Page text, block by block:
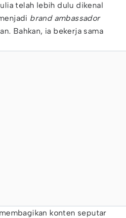
telah lebih dulu dikenal
brand ambassador
Bahkan, ia bekerja sama
konten seputar